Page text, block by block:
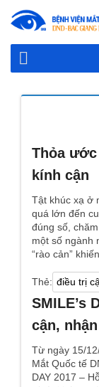
Thỏa
kính cận
Tật khúc xạ ở
quá lớn đến
đúng số,
một số ngành
“rào cản”
Thẻ: điều trị
SMILE’s
cận,
Từ ngày 15/
Mắt Quốc tế
DAY 2017 –